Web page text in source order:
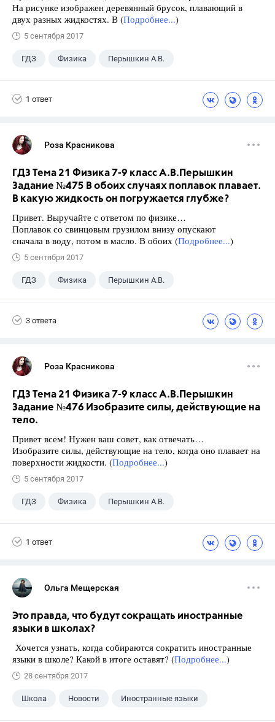
На рисунке изображен деревянный брусок, плавающий в
двух разных жидкостях. В (Подробнее...)
5 сентября 2017
ГДЗ Физика Перышкин А.В.
1 ответ
Роза Красникова
ГДЗ Тема 21 Физика 7-9 класс А.В.Перышкин
Задание №475 В обоих случаях поплавок плавает.
В какую жидкость он погружается глубже?
Привет. Выручайте с ответом по физике…
Поплавок со свинцовым грузилом внизу опускают
сначала в воду, потом в масло. В обоих (Подробнее...)
5 сентября 2017
ГДЗ Физика Перышкин А.В.
3 ответа
Роза Красникова
ГДЗ Тема 21 Физика 7-9 класс А.В.Перышкин
Задание №476 Изобразите силы, действующие на
тело.
Привет всем! Нужен ваш совет, как отвечать…
Изобразите силы, действующие на тело, когда оно плавает на
поверхности жидкости. (Подробнее...)
5 сентября 2017
ГДЗ Физика Перышкин А.В.
1 ответ
Ольга Мещерская
Это правда, что будут сокращать иностранные
языки в школах?
Хочется узнать, когда собираются сократить иностранные
языки в школе? Какой в итоге оставят? (Подробнее...)
28 сентября 2017
Школа Новости Иностранные языки